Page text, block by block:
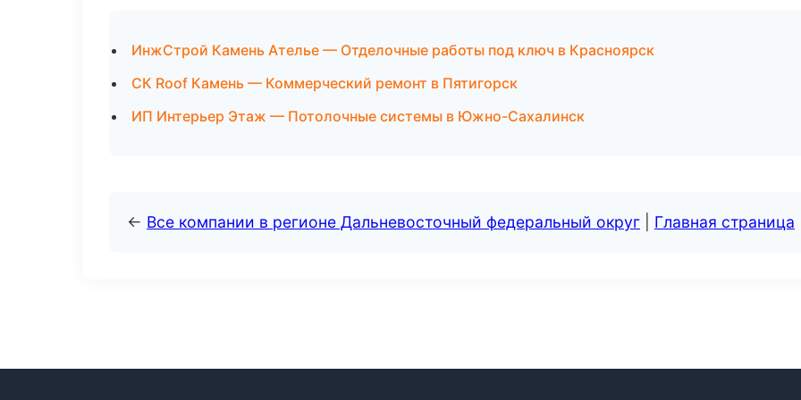
ИнжСтрой Камень Ателье — Отделочные работы под ключ в Красноярск
СК Roof Камень — Коммерческий ремонт в Пятигорск
ИП Интерьер Этаж — Потолочные системы в Южно-Сахалинск
← Все компании в регионе Дальневосточный федеральный округ Главная страница